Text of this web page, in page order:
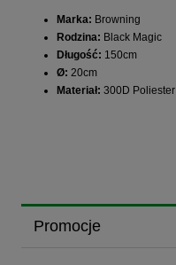
Marka: Browning
Rodzina: Black Magic
Długość: 150cm
Ø: 20cm
Materiał: 300D Poliester
Promocje